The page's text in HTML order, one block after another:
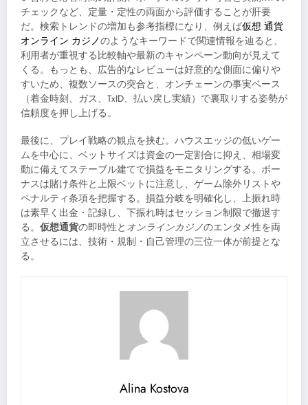
チェックなど、定量・定性の両面から評価することが肝要
だ。検索トレンドの増加も参考指標になり、例えば仮想 通貨
オンライン カジノのようなキーワードで関連情報を辿ると、
利用者が重視する比較軸や最新のキャンペーン動向が見えて
くる。もっとも、広告的なレビューは好意的な側面に偏りや
すいため、複数ソースの突合と、オンチェーンの事実ベース
（着金時刻、ガス、TxID、払い戻し実績）で裏取りする姿勢が
信頼度を押し上げる。
最後に、プレイ戦略の観点を挟む。ハウスエッジの低いゲー
ムを中心に、ベットサイズは資金の一定割合に抑え、相場変
動に備えてステーブル建てで損益をモニタリングする。ボー
ナスは賭け条件と上限ベットに注意し、ゲーム除外リストや
ペナルティ条項を把握する。損益分岐を明確化し、上振れ時
は素早く出金・記録し、下振れ時はセッション制限で撤退す
る。 仮想通貨の即時性と オンラインカジノのエンタメ性を両
立させるには、技術・規制・自己管理の三位一体が前提とな
る。
Alina Kostova